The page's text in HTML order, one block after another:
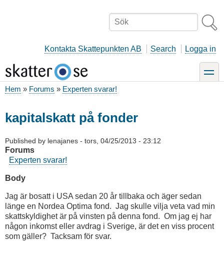
Sök
Kontakta Skattepunkten AB Search Logga in
toggle
Hem Forums Experten svarar!
kapitalskatt på fonder
Published by lenajanes - tors, 04/25/2013 - 23:12
Forums
Experten svarar!
Body
Jag är bosatt i USA sedan 20 år tillbaka och äger sedan
länge en Nordea Optima fond. Jag skulle vilja veta vad min
skattskyldighet är på vinsten på denna fond. Om jag ej har
någon inkomst eller avdrag i Sverige, är det en viss procent
som gäller? Tacksam för svar.